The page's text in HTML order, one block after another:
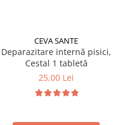
CEVA SANTE
Deparazitare internă pisici,
Cestal 1 tabletă
25,00 Lei